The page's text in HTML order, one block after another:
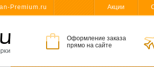
Premium.ru Акции
Оформление заказа
прямо на сайте